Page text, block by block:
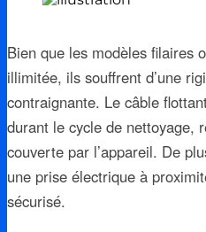
Bien que les modèles filaires
illimitée, ils souffrent d’une
contraignante. Le câble
durant le cycle de nettoyage,
couverte par l’appareil. De
une prise électrique à
sécurisé.